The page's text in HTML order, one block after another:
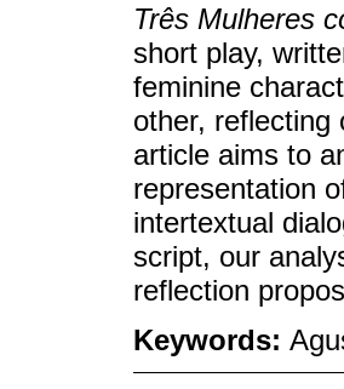
Três Mulheres
short play,
feminine
other, reflecting
article aims to
representation
intertextual
script, our
reflection
Keywords: